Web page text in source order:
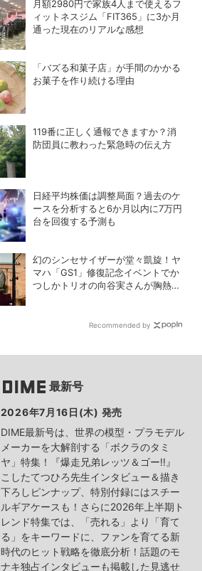
月額2980円で家族4人まで使えるフ
ィットネスジム「FIT365」に3か月
通った現在のリアルな感想
「バズる和菓子店」が手間のかかる
お菓子を作り続ける理由
119番に正しく通報できますか？消
防団員に教わった緊急時の伝え方
日経平均株価は調整局面？過去のケ
ースを分析すると6か月以内に7万円
台を回復する予測も
幻のシンセサイザーが堂々凱旋！ヤ
マハ「GS1」修復記念イベントでか
つしかトリオの向谷実さんが胸熱ト
Recommended by
最新号
2026年7月16日(木) 発売
DIME最新号は、世界の模型・プラモデル
メーカーを大解剖する「ボクラのタミ
ヤ」特集！『爆走兄弟レッツ＆ゴー!!』
こしたてつひろ先生インタビュー＆描き
下ろしピンナップ、特別付録にはスチー
ルギアケースも！さらに2026年上半期ト
レンド特集では、「売れる」より「育て
る」をキーワードに、ファンを育てる新
時代のヒット戦略を徹底分析！話題のモ
ナキ独占インタビューも掲載した見逃せ